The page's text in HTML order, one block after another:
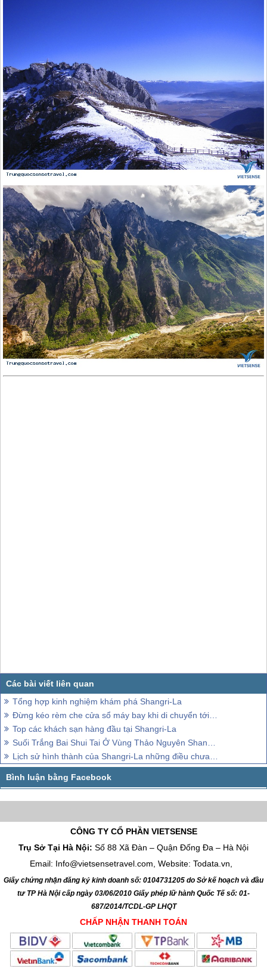
Tổng hợp kinh nghiệm khám phá Shangri-La
Đừng kéo rèm che cửa sổ máy bay khi di chuyển tới Shangri-La
Top các khách sạn hàng đầu tại Shangri-La
Suối Trắng Bai Shui Tai Ở Vùng Thảo Nguyên Shangri-La
Lịch sử hình thành của Shangri-La những điều chưa biết
CÔNG TY CỔ PHẦN VIETSENSE
Trụ Sở Tại Hà Nội: Số 88 Xã Đàn – Quận Đống Đa – Hà Nội
Email: Info@vietsensetravel.com, Website: Todata.vn,
Giấy chứng nhận đăng ký kinh doanh số: 0104731205 do Sở kế hoạch và đầu
tư TP Hà Nội cấp ngày 03/06/2010 Giấy phép lữ hành Quốc Tế số: 01-
687/2014/TCDL-GP LHQT
CHẤP NHẬN THANH TOÁN